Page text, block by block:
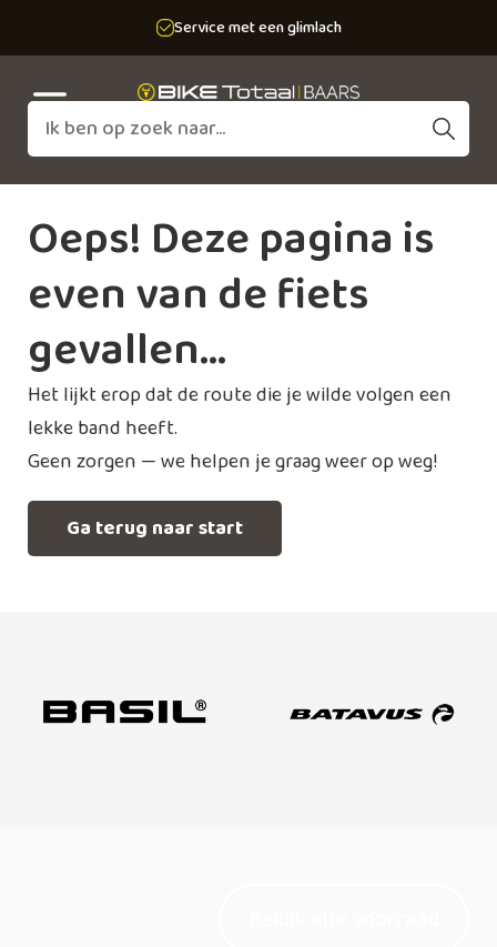
Service met een glimlach
Oeps! Deze pagina is
even van de fiets
gevallen…
Het lijkt erop dat de route die je wilde volgen een
lekke band heeft.
Geen zorgen — we helpen je graag weer op weg!
Ga terug naar start